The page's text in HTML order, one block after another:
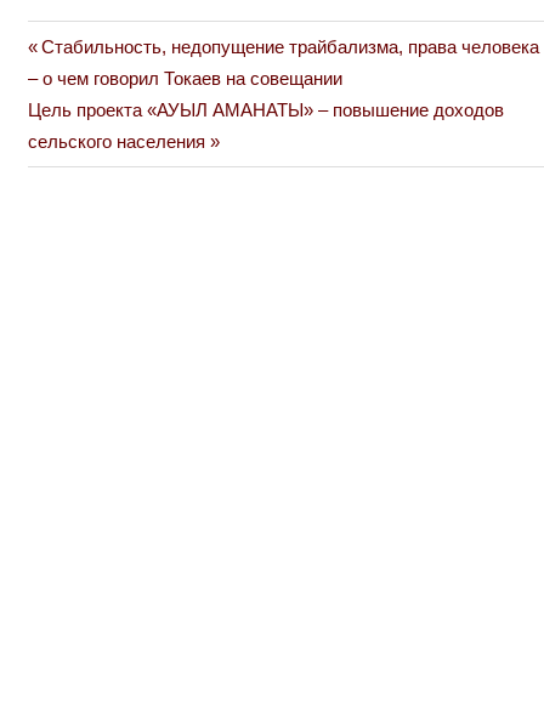
Навигация
по
записям
Previous
Post:
Стабильность, недопущение трайбализма, права человека
– о чем говорил Токаев на совещании
Next
Post:
Цель проекта «АУЫЛ АМАНАТЫ» – повышение доходов
сельского населения